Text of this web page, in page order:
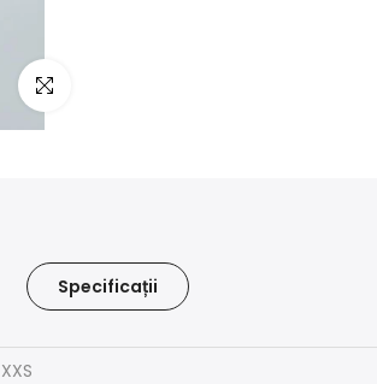
Click pentru a mari
Specificații
XXS